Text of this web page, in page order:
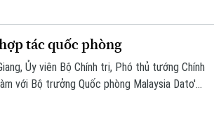
tác quốc phòng
Ủy viên Bộ Chính trị, Phó thủ tướng Chính
với Bộ trưởng Quốc phòng Malaysia Dato'